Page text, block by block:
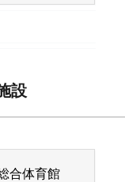
設
合体育館